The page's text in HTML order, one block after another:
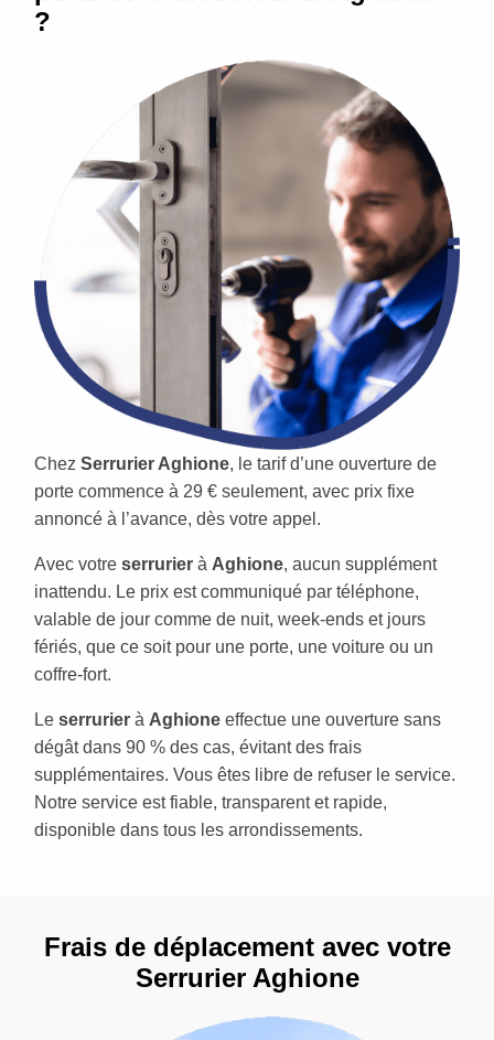
?
Chez Serrurier Aghione, le tarif d’une ouverture de
porte commence à 29 € seulement, avec prix fixe
annoncé à l’avance, dès votre appel.
Avec votre serrurier à Aghione, aucun supplément
inattendu. Le prix est communiqué par téléphone,
valable de jour comme de nuit, week-ends et jours
fériés, que ce soit pour une porte, une voiture ou un
coffre-fort.
Le serrurier à Aghione effectue une ouverture sans
dégât dans 90 % des cas, évitant des frais
supplémentaires. Vous êtes libre de refuser le service.
Notre service est fiable, transparent et rapide,
disponible dans tous les arrondissements.
Frais de déplacement avec votre
Serrurier Aghione